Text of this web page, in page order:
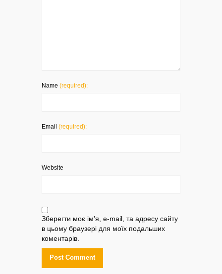
Name (required):
Email (required):
Website
Зберегти моє ім'я, e-mail, та адресу сайту
в цьому браузері для моїх подальших
коментарів.